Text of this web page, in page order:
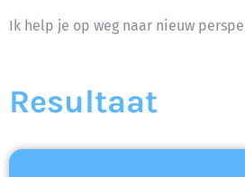
Ik help je op weg naar nieuw
Resultaat